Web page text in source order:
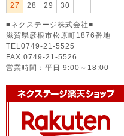
27
28 29 30
■ネクステージ株式会社■
滋賀県彦根市松原町1876番地
TEL0749-21-5525
FAX.0749-21-5526
営業時間：平日 9:00～18:00